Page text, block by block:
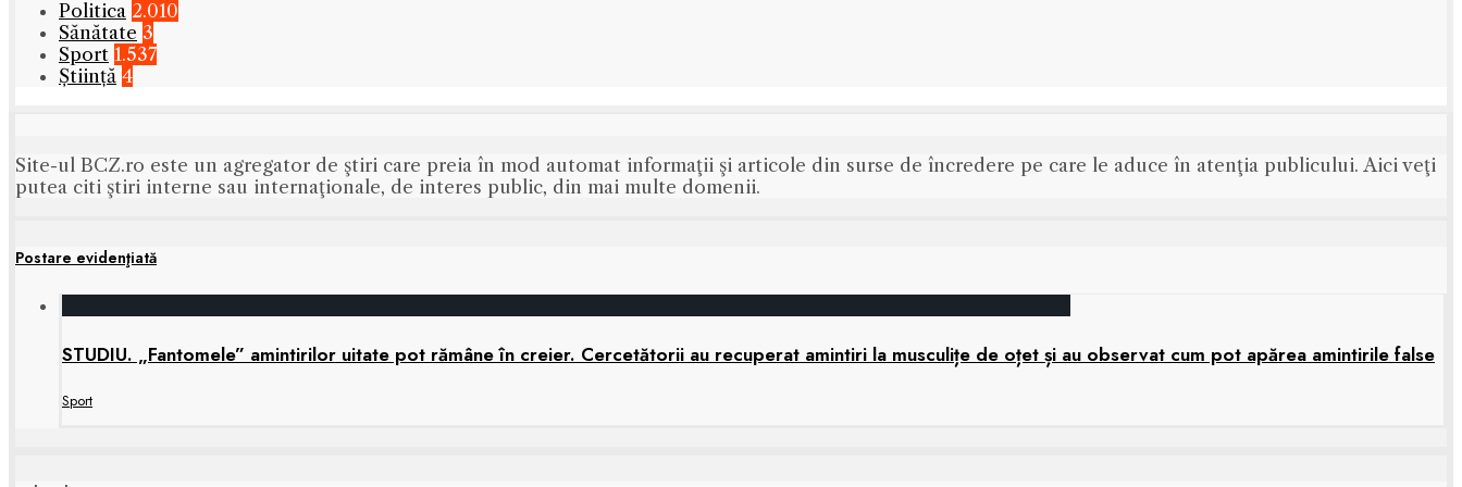
Politica 2.010
Sănătate 3
Sport 1.537
Știință 4
Site-ul BCZ.ro este un agregator de ştiri care preia în mod automat informaţii şi articole din surse de încredere pe care le aduce în atenţia publicului. Aici veţi
putea citi ştiri interne sau internaţionale, de interes public, din mai multe domenii.
Postare evidenţiată
STUDIU. „Fantomele” amintirilor uitate pot rămâne în creier. Cercetătorii au recuperat amintiri la musculițe de oțet și au observat cum pot apărea amintirile false
Sport